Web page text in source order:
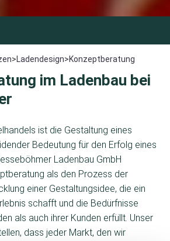
>Ladendesign>Konzeptberatung
im Ladenbau bei
ist die Gestaltung eines
Bedeutung für den Erfolg eines
Ladenbau GmbH
als den Prozess der
einer Gestaltungsidee, die ein
schafft und die Bedürfnisse
als auch ihrer Kunden erfüllt. Unser
dass jeder Markt, den wir